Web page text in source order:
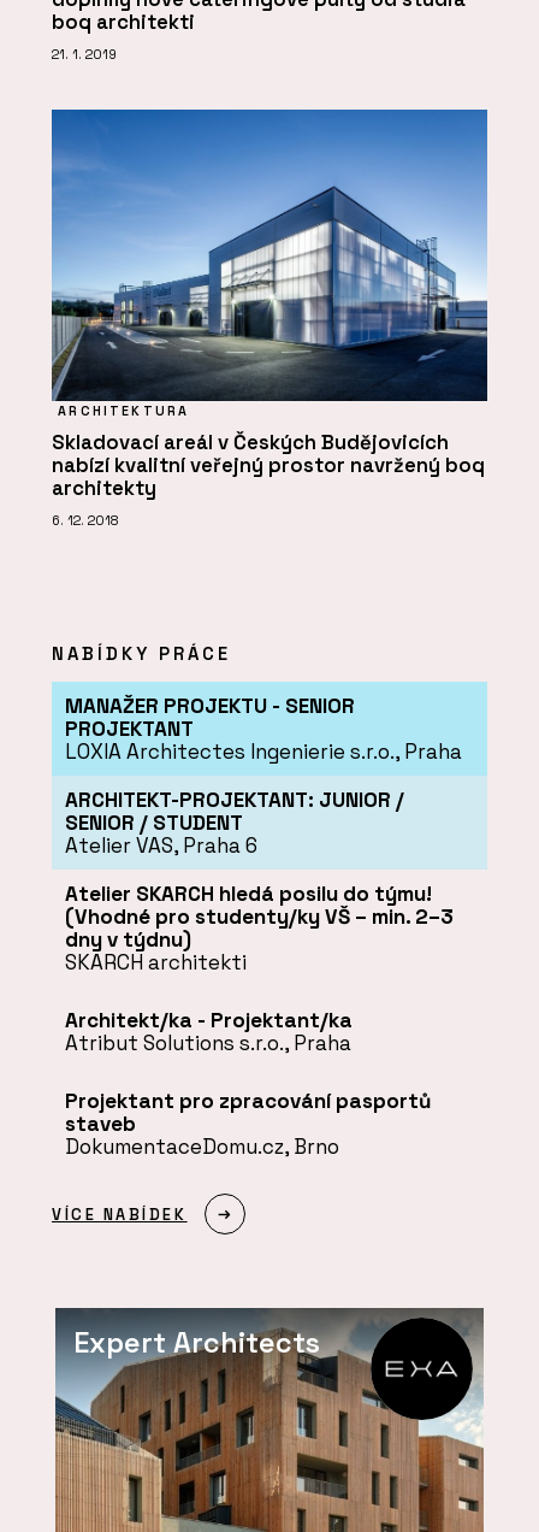
boq architekti
21. 1. 2019
ARCHITEKTURA
Skladovací areál v Českých Budějovicích
nabízí kvalitní veřejný prostor navržený boq
architekty
6. 12. 2018
NABÍDKY PRÁCE
MANAŽER PROJEKTU - SENIOR
PROJEKTANT
LOXIA Architectes Ingenierie s.r.o., Praha
ARCHITEKT-PROJEKTANT: JUNIOR /
SENIOR / STUDENT
Atelier VAS, Praha 6
Atelier SKARCH hledá posilu do týmu!
(Vhodné pro studenty/ky VŠ – min. 2–3
dny v týdnu)
SKARCH architekti
Architekt/ka - Projektant/ka
Atribut Solutions s.r.o., Praha
Projektant pro zpracování pasportů
staveb
DokumentaceDomu.cz, Brno
VÍCE NABÍDEK
Expert Architects